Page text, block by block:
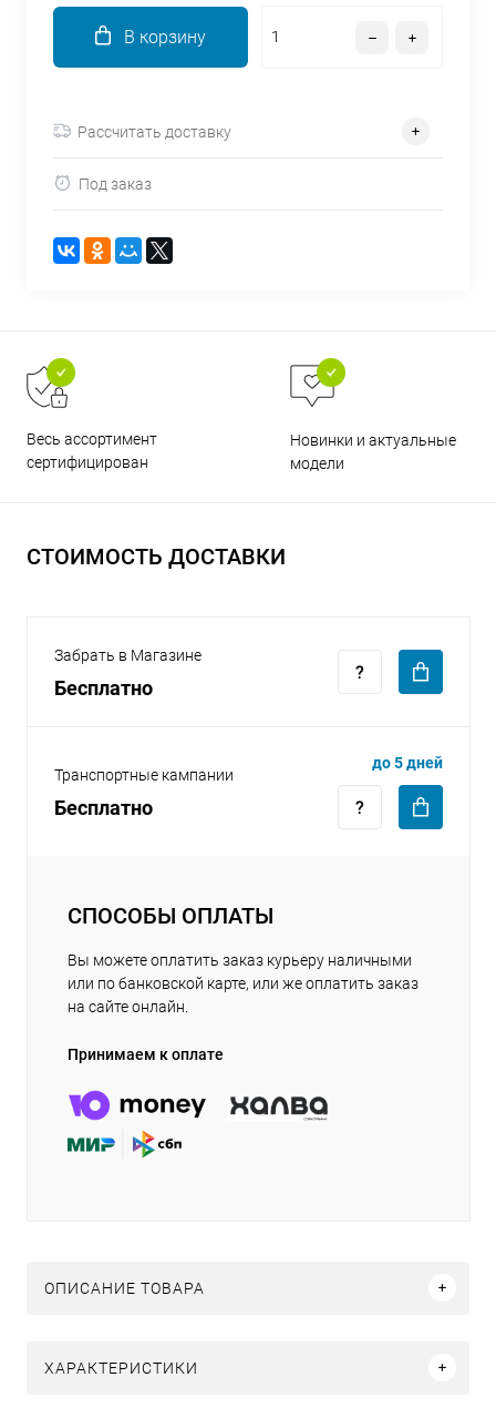
В корзину
Рассчитать доставку
Под заказ
Весь ассортимент
сертифицирован
Новинки и актуальные
модели
СТОИМОСТЬ ДОСТАВКИ
Забрать в Магазине
Бесплатно
Транспортные кампании
Бесплатно
до 5 дней
СПОСОБЫ ОПЛАТЫ
Вы можете оплатить заказ курьеру наличными
или по банковской карте, или же оплатить заказ
на сайте онлайн.
Принимаем к оплате
ОПИСАНИЕ ТОВАРА
ХАРАКТЕРИСТИКИ